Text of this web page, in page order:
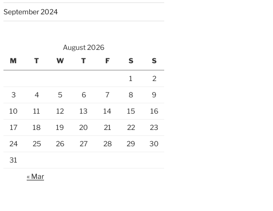
September 2024
August 2026
M
T W T F S S
1
2
3
4 5 6 7 8
9
10
11 12 13 14 15
16
17
18 19 20 21 22
23
24
25 26 27 28 29
30
31
« Mar